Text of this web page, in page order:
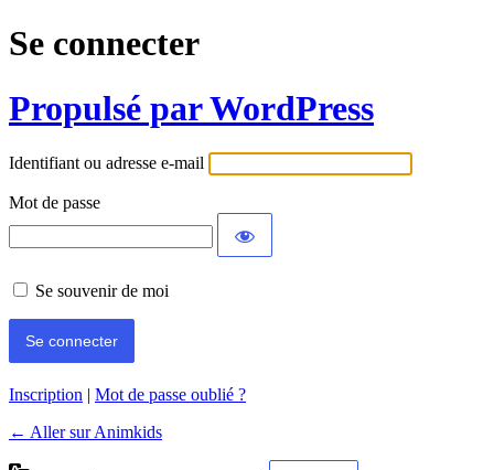
Se connecter
Propulsé par WordPress
Identifiant ou adresse e-mail
Mot de passe
Se souvenir de moi
Inscription | Mot de passe oublié ?
← Aller sur Animkids